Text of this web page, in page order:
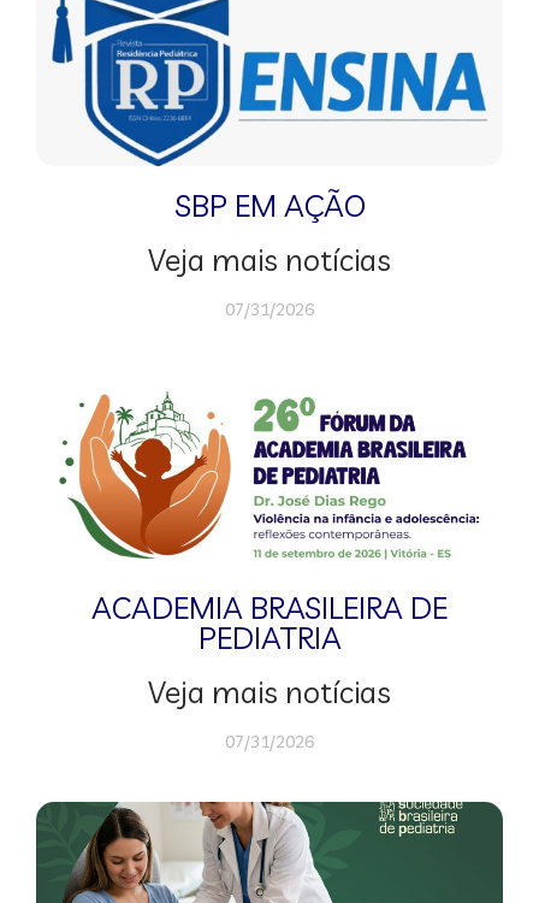
SBP EM AÇÃO
Veja mais notícias
07/31/2026
ACADEMIA BRASILEIRA DE
PEDIATRIA
Veja mais notícias
07/31/2026